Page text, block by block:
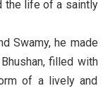
the life of a saintly
Swamy, he made
filled with
of a lively and